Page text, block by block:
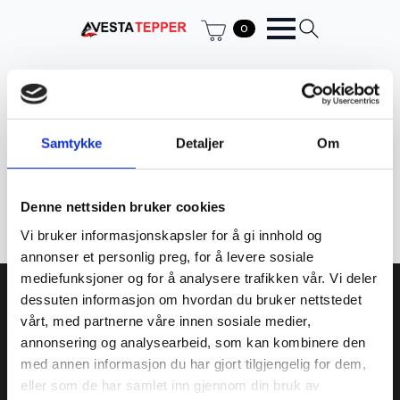
Samtykke Detaljer Om
Denne nettsiden bruker cookies
Vi bruker informasjonskapsler for å gi innhold og
annonser et personlig preg, for å levere sosiale
mediefunksjoner og for å analysere trafikken vår. Vi deler
dessuten informasjon om hvordan du bruker nettstedet
vårt, med partnerne våre innen sosiale medier,
annonsering og analysearbeid, som kan kombinere den
med annen informasjon du har gjort tilgjengelig for dem,
eller som de har samlet inn gjennom din bruk av
0
Hjem
Ukategorisert
Filter
Avesta tepper AS
934 373 359 MVA
Kjøpmannsgata 23